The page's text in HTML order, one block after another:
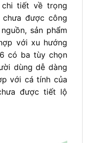
tiết về trọng
được công
sản phẩm
với xu hướng
có ba tùy chọn
dùng dễ dàng
với cá tính của
được tiết lộ